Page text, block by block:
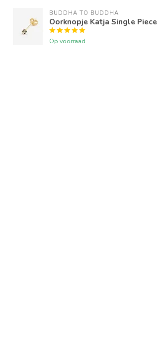
BUDDHA TO BUDDHA
Oorknopje Katja Single Piece
Op voorraad